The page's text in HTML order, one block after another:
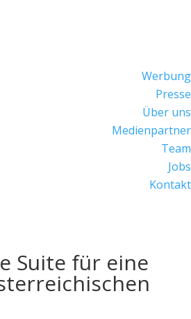
Werbung
Presse
Über uns
Medienpartner
Team
Jobs
Kontakt
Suite für eine